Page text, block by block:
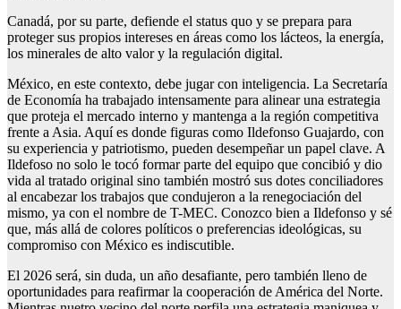
Canadá, por su parte, defiende el status quo y se prepara para
proteger sus propios intereses en áreas como los lácteos, la energía,
los minerales de alto valor y la regulación digital.
México, en este contexto, debe jugar con inteligencia. La Secretaría
de Economía ha trabajado intensamente para alinear una estrategia
que proteja el mercado interno y mantenga a la región competitiva
frente a Asia. Aquí es donde figuras como Ildefonso Guajardo, con
su experiencia y patriotismo, pueden desempeñar un papel clave. A
Ildefoso no solo le tocó formar parte del equipo que concibió y dio
vida al tratado original sino también mostró sus dotes conciliadores
al encabezar los trabajos que condujeron a la renegociación del
mismo, ya con el nombre de T-MEC. Conozco bien a Ildefonso y sé
que, más allá de colores políticos o preferencias ideológicas, su
compromiso con México es indiscutible.
El 2026 será, sin duda, un año desafiante, pero también lleno de
oportunidades para reafirmar la cooperación de América del Norte.